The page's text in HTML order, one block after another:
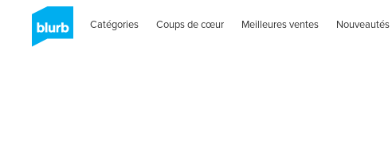
Catégories Coups de cœur Meilleures ventes Nouveautés